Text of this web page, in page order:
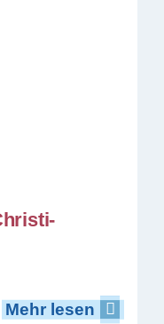
Mehr lesen
Mehr lesen